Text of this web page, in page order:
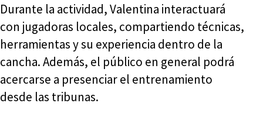
Durante la actividad, Valentina interactuará
con jugadoras locales, compartiendo técnicas,
herramientas y su experiencia dentro de la
cancha. Además, el público en general podrá
acercarse a presenciar el entrenamiento
desde las tribunas.